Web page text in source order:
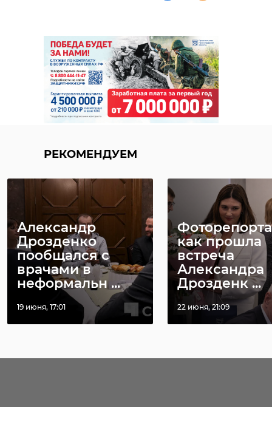
РЕКОМЕНДУЕМ
Александр
Дрозденко
пообщался с
врачами в
неформальн ...
19 июня, 17:01
как прошла
встреча
Александра
Дрозденк ...
22 июня, 21:09